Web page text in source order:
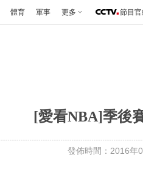
體育 軍事 更多 節目官
[愛看NBA]季後
發佈時間：2016年